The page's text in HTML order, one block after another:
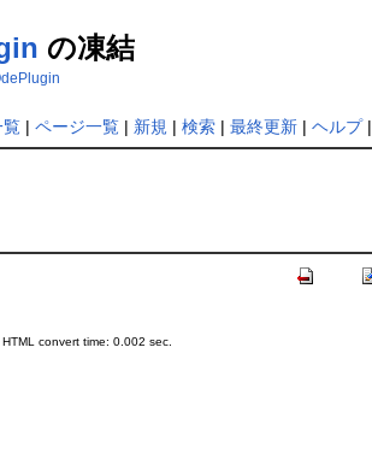
の凍結
覧| ページ一覧| 新規 | 検索| 最終更新| ヘルプ|
convert time: 0.002 sec.